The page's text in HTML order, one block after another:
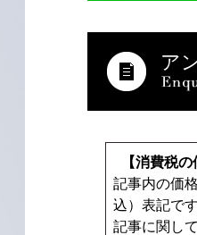
ア
【消費税
記事内の価
込）表記で
記事に関し